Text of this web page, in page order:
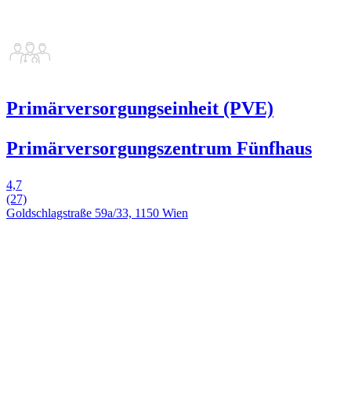
Primärversorgungseinheit (PVE)
Primärversorgungszentrum Fünfhaus
4,7
(27)
Goldschlagstraße 59a/33, 1150 Wien